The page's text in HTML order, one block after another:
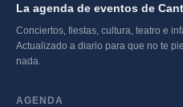
La agenda de eventos de
Conciertos, fiestas, cultura, teatro e
Actualizado a diario para que no te
nada.
AGENDA